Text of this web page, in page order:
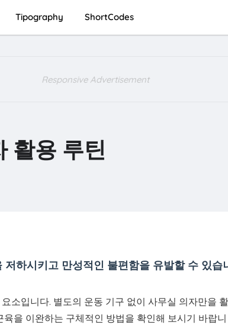
Tipography ShortCodes
Responsive Advertisement
활용 루틴
하시키고 만성적인 불편함을 유발할 수 있습
소입니다. 별도의 운동 기구 없이 사무실 의자만을 활
을 이완하는 구체적인 방법을 확인해 보시기 바랍니